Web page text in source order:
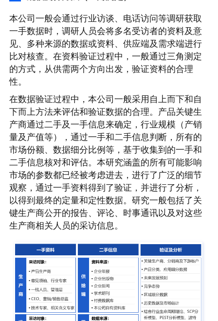
本公司一般会通过行业访谈、电话访问等调研获取
一手数据时，调研人员会将多名受访者的资料及意
见、多种来源的数据或资料、供应端及需求端进行
比对核查。在资料验证过程中，一般通过三角测定
的方式，从供需两个方向出发，验证资料的合理
性。
在数据验证过程中，本公司一般采用自上而下和自
下而上方法来评估和验证数据的合理。产品关键生
产商通过二手及一手信息来确定，行业规模（产销
量及产值等），通过一手和二手信息判断，所有的
市场份额、数据细分比例等，基于收集到的一手和
二手信息核对和评估。本研究涵盖的所有可能影响
市场的参数都已经被考虑进去，进行了广泛的细节
观察，通过一手资料得到了验证，并进行了分析，
以得到最终的定量和定性数据。研究一般包括了关
键生产商公开的报告、评论、时事通讯以及对这些
生产商相关人员的采访信息。